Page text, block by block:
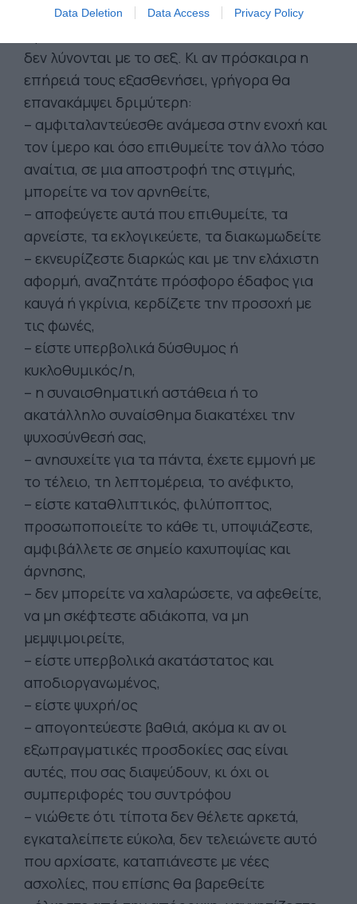
Data Deletion Data Access Privacy Policy
ειδικού ή κραυγάζουν για έναρξη της πορείας
δεν λύνονται με το σεξ. Κι αν πρόσκαιρα η
επήρειά τους εξασθενήσει, γρήγορα θα
επανακάμψει δριμύτερη:
– αμφιταλαντεύεσθε ανάμεσα στην ενοχή και
τον ίμερο και όσο επιθυμείτε τον άλλο τόσο
αναίτια, σε μια αποστροφή της στιγμής,
μπορείτε να τον αρνηθείτε,
– αποφεύγετε αυτά που επιθυμείτε, τα
αρνείστε, τα εκλογικεύετε, τα διακωμωδείτε
– εκνευρίζεστε διαρκώς και με την ελάχιστη
αφορμή, αναζητάτε πρόσφορο έδαφος για
καυγά ή γκρίνια, κερδίζετε την προσοχή με
τις φωνές,
– είστε υπερβολικά δύσθυμος ή
κυκλοθυμικός/η,
– η συναισθηματική αστάθεια ή το
ακατάλληλο συναίσθημα διακατέχει την
ψυχοσύνθεσή σας,
– ανησυχείτε για τα πάντα, έχετε εμμονή με
το τέλειο, τη λεπτομέρεια, το ανέφικτο,
– είστε καταθλιπτικός, φιλύποπτος,
προσωποποιείτε το κάθε τι, υποψιάζεστε,
αμφιβάλλετε σε σημείο καχυποψίας και
άρνησης,
– δεν μπορείτε να χαλαρώσετε, να αφεθείτε,
να μη σκέφτεστε αδιάκοπα, να μη
μεμψιμοιρείτε,
– είστε υπερβολικά ακατάστατος και
αποδιοργανωμένος,
– είστε ψυχρή/ος
– απογοητεύεστε βαθιά, ακόμα κι αν οι
εξωπραγματικές προσδοκίες σας είναι
αυτές, που σας διαψεύδουν, κι όχι οι
συμπεριφορές του συντρόφου
– νιώθετε ότι τίποτα δεν θέλετε αρκετά,
εγκαταλείπετε εύκολα, δεν τελειώνετε αυτό
που αρχίσατε, καταπιάνεστε με νέες
ασχολίες, που επίσης θα βαρεθείτε